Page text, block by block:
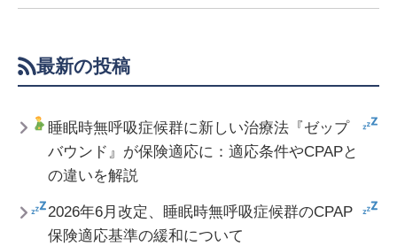
最新の投稿
睡眠時無呼吸症候群に新しい治療法『ゼップ
バウンド』が保険適応に：適応条件やCPAPと
の違いを解説
2026年6月改定、睡眠時無呼吸症候群のCPAP
保険適応基準の緩和について